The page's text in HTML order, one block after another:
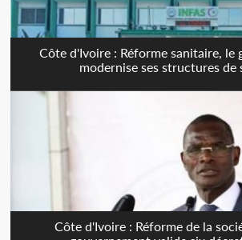
Côte d'Ivoire : Réforme sanitaire, le
modernise ses structures de
Côte d'Ivoire : Réforme de la